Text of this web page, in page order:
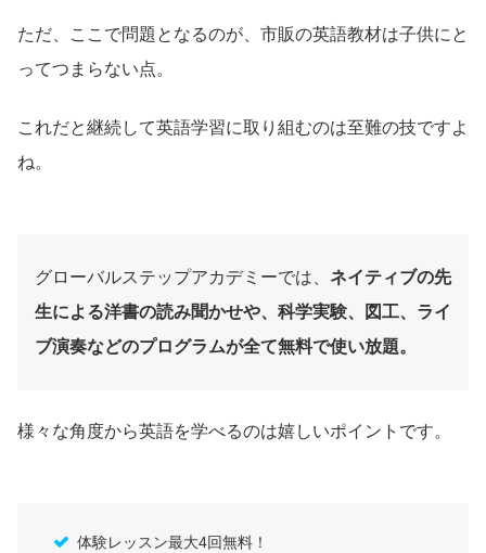
ただ、ここで問題となるのが、市販の英語教材は子供にと
ってつまらない点。
これだと継続して英語学習に取り組むのは至難の技ですよ
ね。
グローバルステップアカデミーでは、 ネイティブの先
生による洋書の読み聞かせや、科学実験、図工、ライ
ブ演奏などのプログラムが全て無料で使い放題。
様々な角度から英語を学べるのは嬉しいポイントです。
体験レッスン最大4回無料！